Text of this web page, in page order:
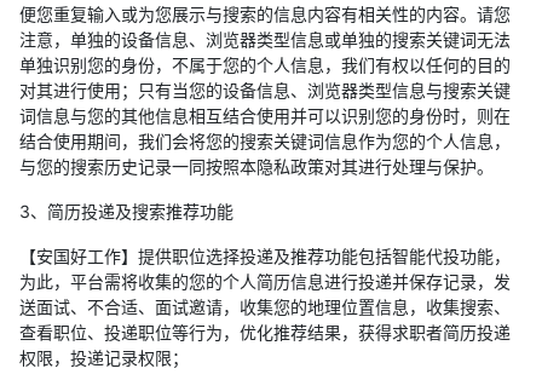
便您重复输入或为您展示与搜索的信息内容有相关性的内容。请您
注意，单独的设备信息、浏览器类型信息或单独的搜索关键词无法
单独识别您的身份，不属于您的个人信息，我们有权以任何的目的
对其进行使用；只有当您的设备信息、浏览器类型信息与搜索关键
词信息与您的其他信息相互结合使用并可以识别您的身份时，则在
结合使用期间，我们会将您的搜索关键词信息作为您的个人信息，
与您的搜索历史记录一同按照本隐私政策对其进行处理与保护。
3、简历投递及搜索推荐功能
【安国好工作】提供职位选择投递及推荐功能包括智能代投功能，
为此，平台需将收集的您的个人简历信息进行投递并保存记录，发
送面试、不合适、面试邀请，收集您的地理位置信息，收集搜索、
查看职位、投递职位等行为，优化推荐结果，获得求职者简历投递
权限，投递记录权限；